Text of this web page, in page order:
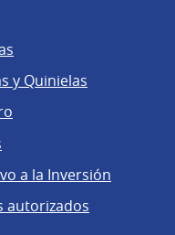
y Quinielas
a la Inversión
autorizados